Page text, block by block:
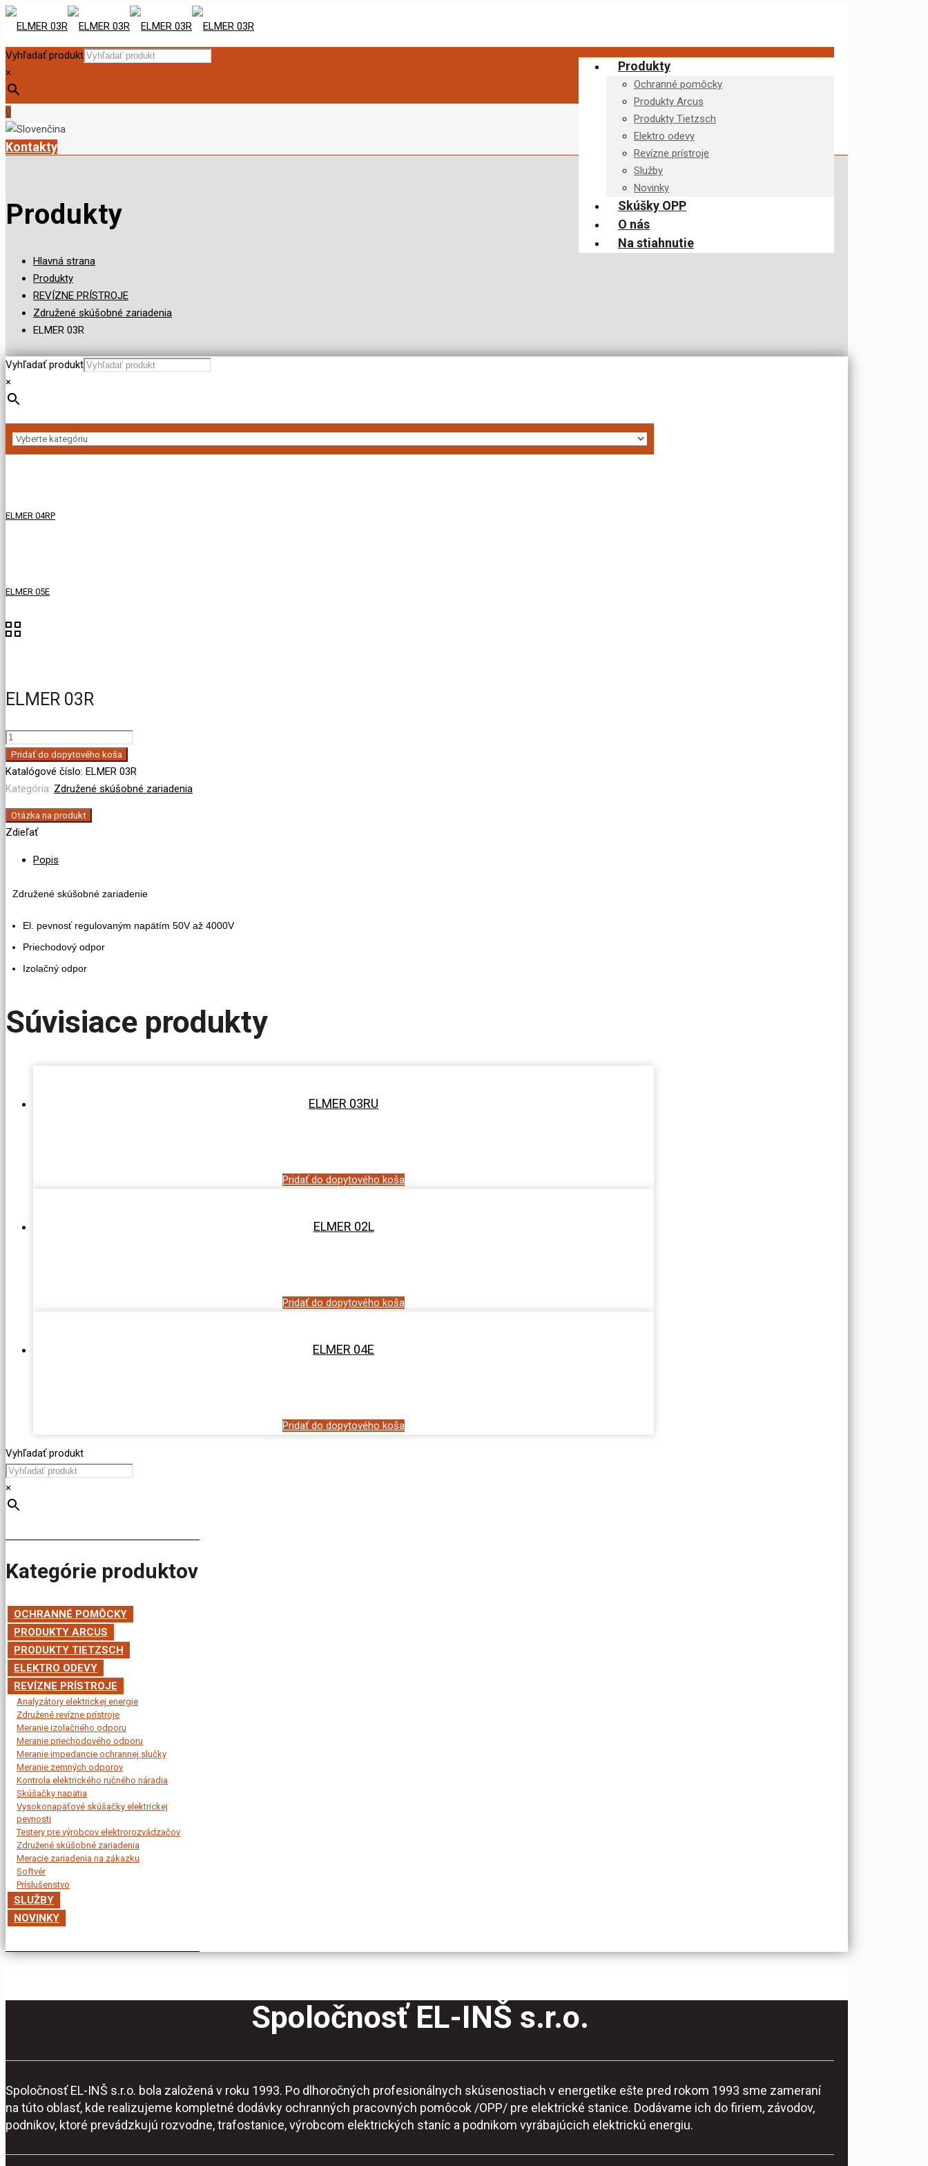
Produkty
Ochranné pomôcky
Produkty Arcus
Produkty Tietzsch
Elektro odevy
Revízne prístroje
Služby
Novinky
Skúšky OPP
O nás
Na stiahnutie
Vyhľadať produkt
×
0
Kontakty
Produkty
Hlavná strana
Produkty
REVÍZNE PRÍSTROJE
Združené skúšobné zariadenia
ELMER 03R
Vyhľadať produkt
×
ELMER 04RP
ELMER 05E
ELMER 03R
množstvo
ELMER
03R
Pridať do dopytového koša
Katalógové číslo: ELMER 03R
Kategória: Združené skúšobné zariadenia
Otázka na produkt
Zdieľať
Popis
Združené skúšobné zariadenie
El. pevnosť regulovaným napätím 50V až 4000V
Priechodový odpor
Izolačný odpor
Súvisiace produkty
ELMER 03RU
Pridať do dopytového koša
ELMER 02L
Pridať do dopytového koša
ELMER 04E
Pridať do dopytového koša
Vyhľadať produkt
×
Kategórie produktov
OCHRANNÉ POMÔCKY
PRODUKTY ARCUS
PRODUKTY TIETZSCH
ELEKTRO ODEVY
REVÍZNE PRÍSTROJE
Analyzátory elektrickej energie
Združené revízne prístroje
Meranie izolačného odporu
Meranie priechodového odporu
Meranie impedancie ochrannej slučky
Meranie zemných odporov
Kontrola elektrického ručného náradia
Skúšačky napätia
Vysokonapäťové skúšačky elektrickej
pevnosti
Testery pre výrobcov elektrorozvádzačov
Združené skúšobné zariadenia
Meracie zariadenia na zákazku
Softvér
Príslušenstvo
SLUŽBY
NOVINKY
Spoločnosť EL-INŠ s.r.o.
Spoločnosť EL-INŠ s.r.o. bola založená v roku 1993. Po dlhoročných profesionálnych skúsenostiach v energetike ešte pred rokom 1993 sme zameraní
na túto oblasť, kde realizujeme kompletné dodávky ochranných pracovných pomôcok /OPP/ pre elektrické stanice. Dodávame ich do firiem, závodov,
podnikov, ktoré prevádzkujú rozvodne, trafostanice, výrobcom elektrických staníc a podnikom vyrábajúcich elektrickú energiu.